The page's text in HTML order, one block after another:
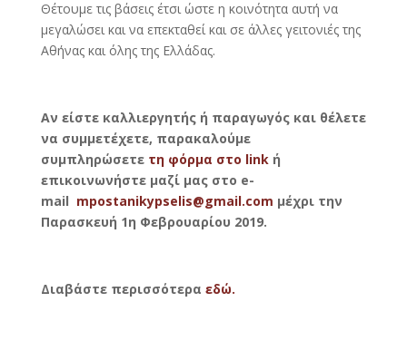
Θέτουμε τις βάσεις έτσι ώστε η κοινότητα αυτή να
μεγαλώσει και να επεκταθεί και σε άλλες γειτονιές της
Αθήνας και όλης της Ελλάδας.
Αν είστε καλλιεργητής ή παραγωγός και θέλετε
να συμμετέχετε, παρακαλούμε
συμπληρώσετε τη φόρμα στο linkή
επικοινωνήστε μαζί μας στο e-
mail mpostanikypselis@gmail.com μέχρι την
Παρασκευή 1η Φεβρουαρίου 2019.
Διαβάστε περισσότερα εδώ.